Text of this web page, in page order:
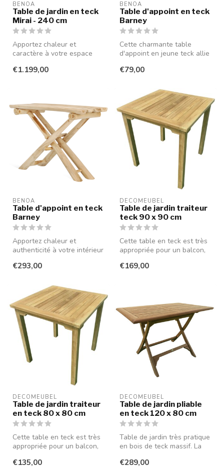
BENOA
Table de jardin en teck
Mirai - 240 cm
Apportez chaleur et
caractère à votre espace
élégante table...
€1.199,00
BENOA
Table d'appoint en teck
Barney
Cette charmante table
d'appoint en jeune teck allie
€79,00
BENOA
Table d'appoint en teck
Barney
Apportez chaleur et
authenticité à votre intérieur
table...
€293,00
DECOMEUBEL
Table de jardin traiteur
teck 90 x 90 cm
Cette table en teck est très
appropriée pour un balcon,
€169,00
DECOMEUBEL
Table de jardin traiteur
en teck 80 x 80 cm
Cette table en teck est très
appropriée pour un balcon,
€135,00
DECOMEUBEL
Table de jardin pliable
en teck 120 x 80 cm
Table de jardin très pratique
en bois de teck massif. La
€289,00